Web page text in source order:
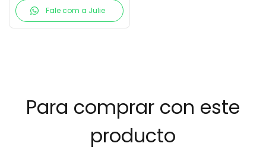
Fale com a Julie
Para comprar con este
producto